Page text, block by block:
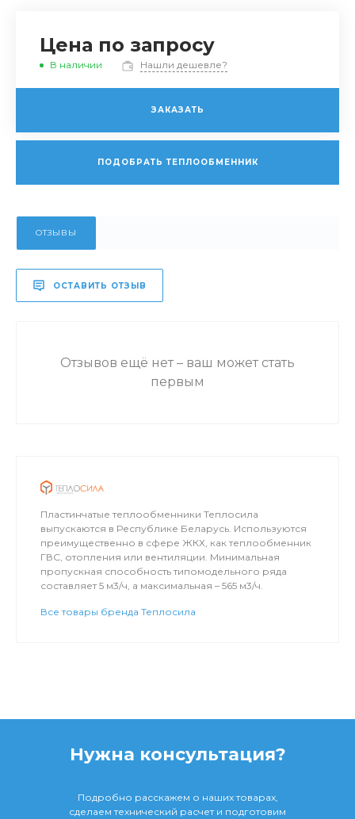
Цена по запросу
В наличии Нашли дешевле?
ЗАКАЗАТЬ
ПОДОБРАТЬ ТЕПЛООБМЕННИК
ОТЗЫВЫ
ОСТАВИТЬ ОТЗЫВ
Отзывов ещё нет – ваш может стать
первым
Пластинчатые теплообменники Теплосила
выпускаются в Республике Беларусь. Используются
преимущественно в сфере ЖКХ, как теплообменник
ГВС, отопления или вентиляции. Минимальная
пропускная способность типомодельного ряда
составляет 5 м3/ч, а максимальная – 565 м3/ч.
Все товары бренда Теплосила
Нужна консультация?
Подробно расскажем о наших товарах,
сделаем технический расчет и подготовим